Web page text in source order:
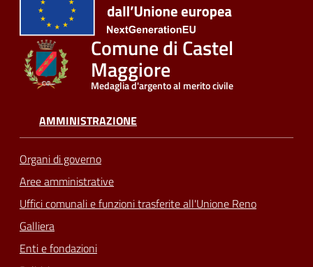
Comune di Castel
Maggiore
Medaglia d'argento al merito civile
AMMINISTRAZIONE
Organi di governo
Aree amministrative
Uffici comunali e funzioni trasferite all'Unione Reno
Galliera
Enti e fondazioni